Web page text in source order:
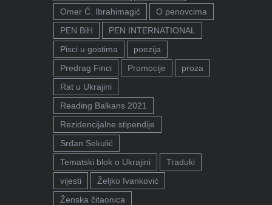
Omer Ć. Ibrahimagić
O penovcima
PEN BiH
PEN INTERNATIONAL
Pisci u gostima
poezija
Predrag Finci
Promocije
proza
Rat u Ukrajini
Reading Balkans 2021
Rezidencijalne stipendije
Srđan Sekulić
Tematski blok o Ukrajini
Traduki
vijesti
Željko Ivanković
Ženska čitaonica